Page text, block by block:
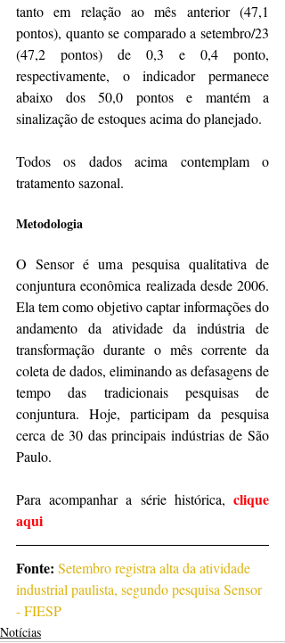
tanto em relação ao mês anterior (47,1
pontos), quanto se comparado a setembro/23
(47,2 pontos) de 0,3 e 0,4 ponto,
respectivamente, o indicador permanece
abaixo dos 50,0 pontos e mantém a
sinalização de estoques acima do planejado.
Todos os dados acima contemplam o
tratamento sazonal.
Metodologia
O Sensor é uma pesquisa qualitativa de
conjuntura econômica realizada desde 2006.
Ela tem como objetivo captar informações do
andamento da atividade da indústria de
transformação durante o mês corrente da
coleta de dados, eliminando as defasagens de
tempo das tradicionais pesquisas de
conjuntura. Hoje, participam da pesquisa
cerca de 30 das principais indústrias de São
Paulo.
Para acompanhar a série histórica, clique
aqui
Fonte: Setembro registra alta da atividade
industrial paulista, segundo pesquisa Sensor
- FIESP
Notícias